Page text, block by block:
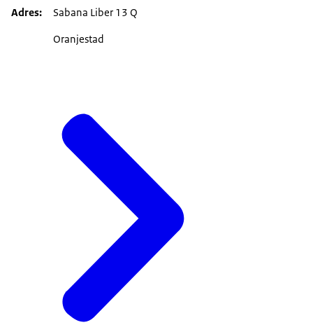
Adres
Sabana Liber 13 Q
Oranjestad